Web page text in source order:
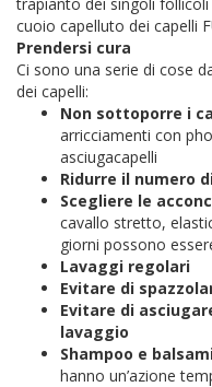
cuoio capelluto dei capelli
Prendersi cura
Ci sono una serie di cose
dei capelli:
Non sottoporre i
arricciamenti con
asciugacapelli
Ridurre il numero
Scegliere le
cavallo stretto,
giorni possono
Lavaggi regolari
Evitare di
Evitare di
lavaggio
Shampoo e
hanno un’azione